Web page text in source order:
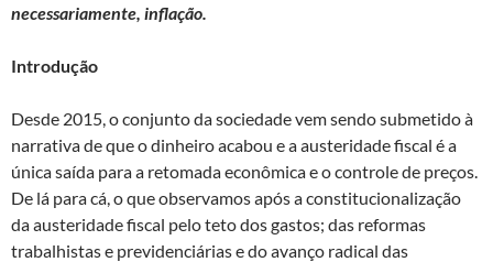
necessariamente, inflação.
Introdução
Desde 2015, o conjunto da sociedade vem sendo submetido à
narrativa de que o dinheiro acabou e a austeridade fiscal é a
única saída para a retomada econômica e o controle de preços.
De lá para cá, o que observamos após a constitucionalização
da austeridade fiscal pelo teto dos gastos; das reformas
trabalhistas e previdenciárias e do avanço radical das